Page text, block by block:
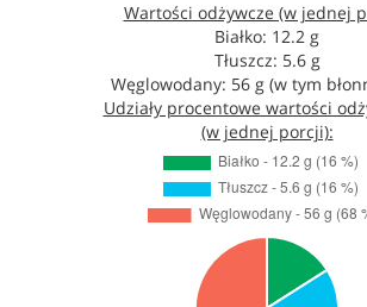
Wartości odżywcze (w jednej
Białko: 12.2 g
Tłuszcz: 5.6 g
Węglowodany: 56 g (w tym
Udziały procentowe wartości
(w jednej porcji):